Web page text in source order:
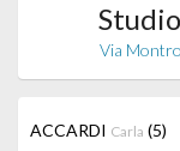
Via
ACCARDI Carla (5)